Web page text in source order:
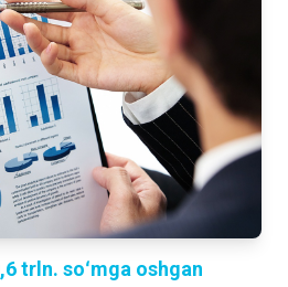
trln. soʻmga oshgan